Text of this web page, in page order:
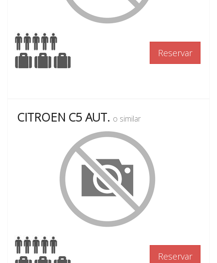
Reservar
CITROEN C5 AUT. o similar
Reservar